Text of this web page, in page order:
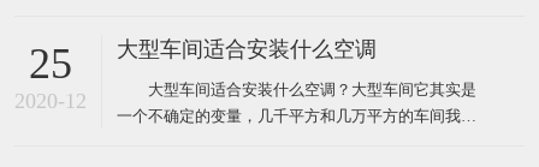
等，那环保空调和普通空调到底有什么不同！这里说
的普通空调其实大多指就是压缩机空调，因为先入为
主我们经常去的商场啊，办公室、家里都装的压缩机
型的空调，所以很多人反
25
2020-12
大型车间适合安装什么空调
大型车间适合安装什么空调？大型车间它其实是
一个不确定的变量，几千平方和几万平方的车间我们